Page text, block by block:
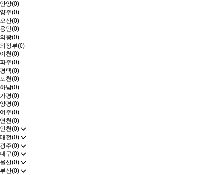
안양(0)
양주(0)
오산(0)
용인(0)
의왕(0)
의정부(0)
이천(0)
파주(0)
평택(0)
포천(0)
하남(0)
가평(0)
양평(0)
여주(0)
연천(0)
인천(0)
대전(0)
광주(0)
대구(0)
울산(0)
부산(0)